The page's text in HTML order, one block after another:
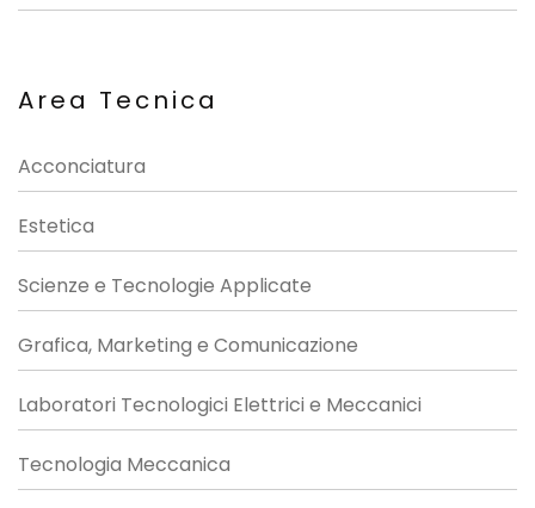
Area Tecnica
Acconciatura
Estetica
Scienze e Tecnologie Applicate
Grafica, Marketing e Comunicazione
Laboratori Tecnologici Elettrici e Meccanici
Tecnologia Meccanica